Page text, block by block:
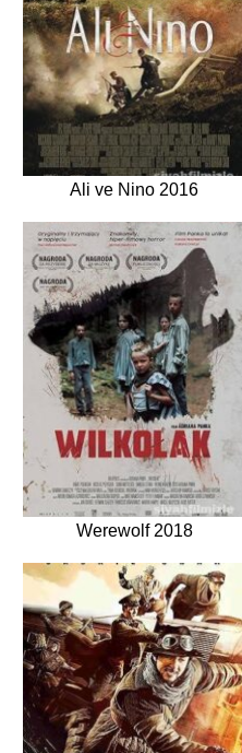
Ali ve Nino 2016
Werewolf 2018